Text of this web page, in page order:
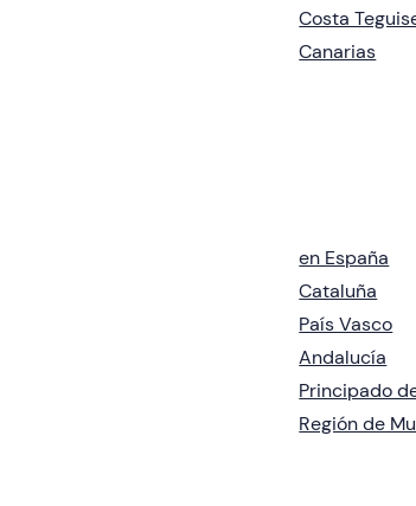
Costa
Canarias
en España
Cataluña
País Vasco
Andalucía
Principado
Región de